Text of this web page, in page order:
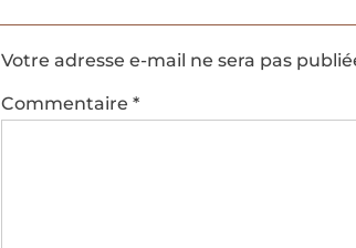
Votre adresse e-mail ne sera pas
Commentaire *